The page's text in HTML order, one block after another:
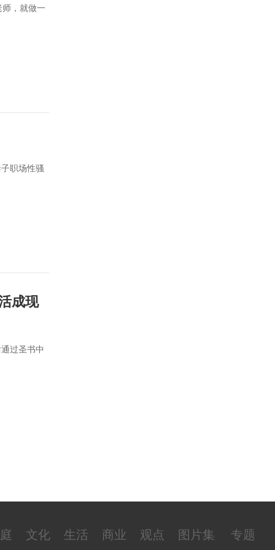
师，就做一
职场性骚
成现
过圣书中
文化 生活 商业 观点 图片集 专题